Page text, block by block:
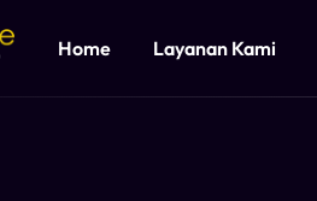
Home Layanan Kami